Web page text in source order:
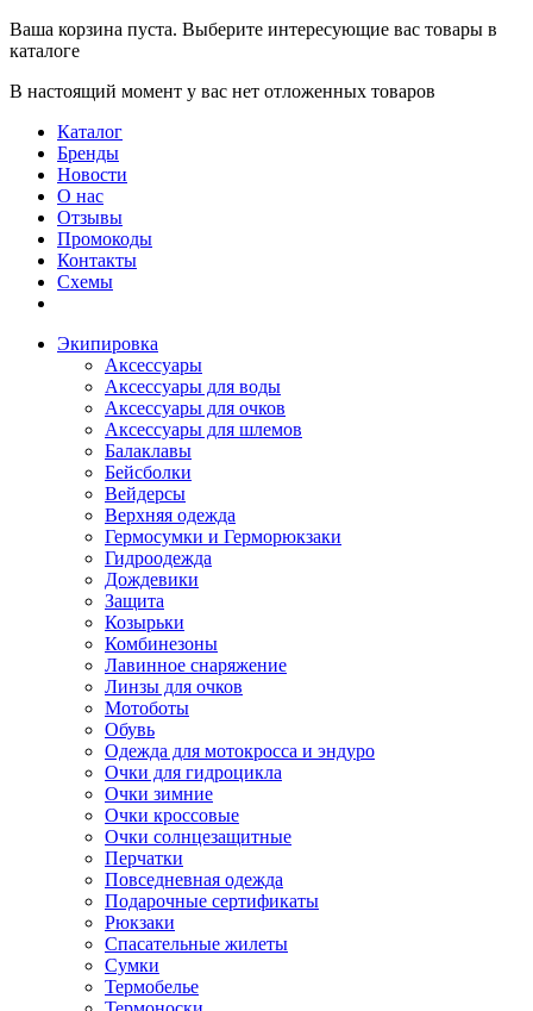
Ваша корзина пуста. Выберите интересующие вас товары в
каталоге
В настоящий момент у вас нет отложенных товаров
Каталог
Бренды
Новости
О нас
Отзывы
Промокоды
Контакты
Схемы
Экипировка
Аксессуары
Аксессуары для воды
Аксессуары для очков
Аксессуары для шлемов
Балаклавы
Бейсболки
Вейдерсы
Верхняя одежда
Гермосумки и Герморюкзаки
Гидроодежда
Дождевики
Защита
Козырьки
Комбинезоны
Лавинное снаряжение
Линзы для очков
Мотоботы
Обувь
Одежда для мотокросса и эндуро
Очки для гидроцикла
Очки зимние
Очки кроссовые
Очки солнцезащитные
Перчатки
Повседневная одежда
Подарочные сертификаты
Рюкзаки
Спасательные жилеты
Сумки
Термобелье